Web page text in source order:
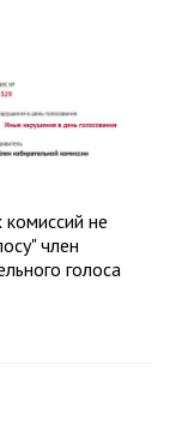
комиссий не
член
голоса